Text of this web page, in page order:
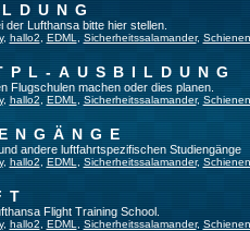
der Lufthansa bitte hier stellen.
, hallo2 EDML Sicherheitssalamander,
AUSBILDUNG
Flugschulen machen oder dies planen.
, hallo2 EDML Sicherheitssalamander,
andere luftfahrtspezifischen Studiengänge
, hallo2 EDML Sicherheitssalamander,
Flight Training School.
, hallo2 EDML Sicherheitssalamander,